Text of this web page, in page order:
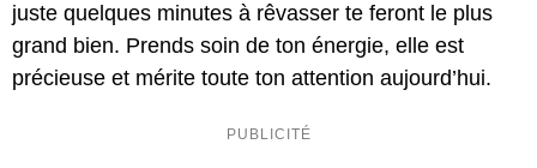
juste quelques minutes à rêvasser te feront le plus
grand bien. Prends soin de ton énergie, elle est
précieuse et mérite toute ton attention aujourd’hui.